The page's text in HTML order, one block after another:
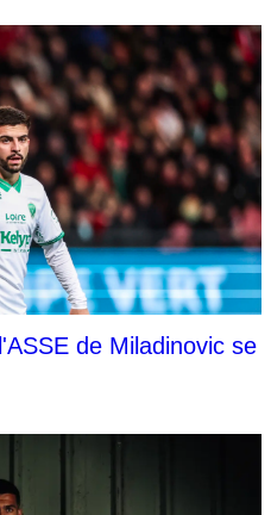
de Miladinovic se